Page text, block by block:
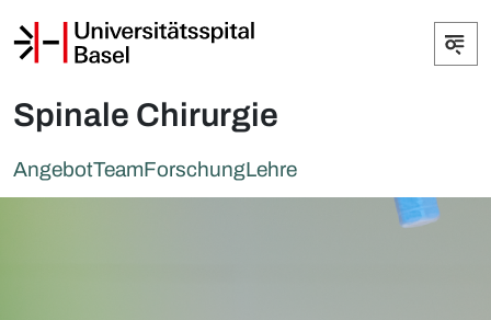
Spinale Chirurgie
AngebotTeamForschungLehre